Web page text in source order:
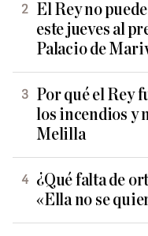
El Rey no
este jueves al
Palacio de
Por qué el Rey
los incendios y
Melilla
¿Qué falta de
«Ella no se